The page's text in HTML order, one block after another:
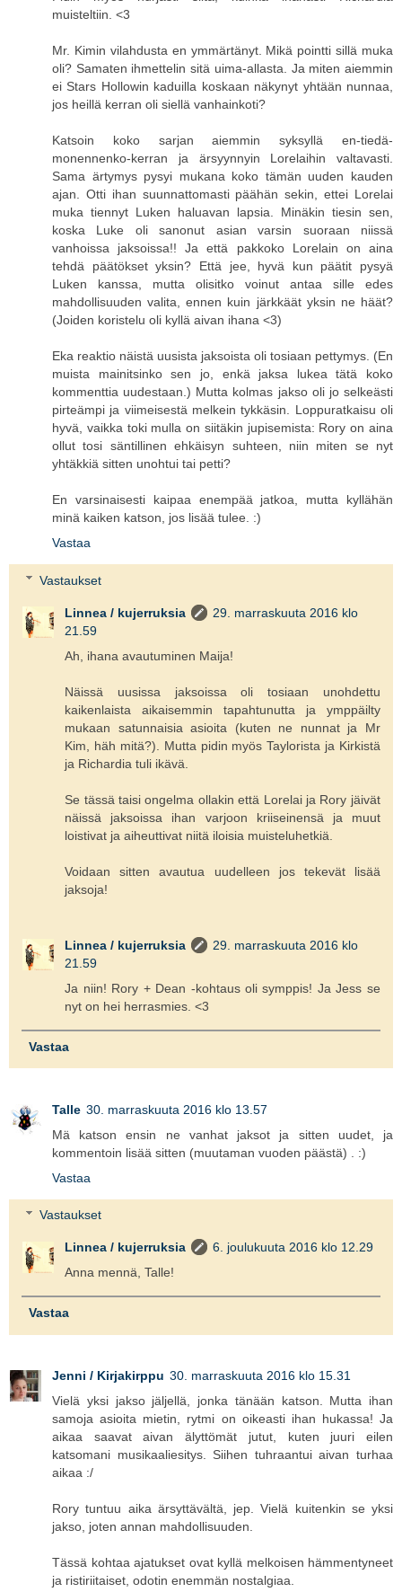
muisteltiin. <3
Mr. Kimin vilahdusta en ymmärtänyt. Mikä pointti sillä muka
oli? Samaten ihmettelin sitä uima-allasta. Ja miten aiemmin
ei Stars Hollowin kaduilla koskaan näkynyt yhtään nunnaa,
jos heillä kerran oli siellä vanhainkoti?
Katsoin koko sarjan aiemmin syksyllä en-tiedä-
monennenko-kerran ja ärsyynnyin Lorelaihin valtavasti.
Sama ärtymys pysyi mukana koko tämän uuden kauden
ajan. Otti ihan suunnattomasti päähän sekin, ettei Lorelai
muka tiennyt Luken haluavan lapsia. Minäkin tiesin sen,
koska Luke oli sanonut asian varsin suoraan niissä
vanhoissa jaksoissa!! Ja että pakkoko Lorelain on aina
tehdä päätökset yksin? Että jee, hyvä kun päätit pysyä
Luken kanssa, mutta olisitko voinut antaa sille edes
mahdollisuuden valita, ennen kuin järkkäät yksin ne häät?
(Joiden koristelu oli kyllä aivan ihana <3)
Eka reaktio näistä uusista jaksoista oli tosiaan pettymys. (En
muista mainitsinko sen jo, enkä jaksa lukea tätä koko
kommenttia uudestaan.) Mutta kolmas jakso oli jo selkeästi
pirteämpi ja viimeisestä melkein tykkäsin. Loppuratkaisu oli
hyvä, vaikka toki mulla on siitäkin jupisemista: Rory on aina
ollut tosi säntillinen ehkäisyn suhteen, niin miten se nyt
yhtäkkiä sitten unohtui tai petti?
En varsinaisesti kaipaa enempää jatkoa, mutta kyllähän
minä kaiken katson, jos lisää tulee. :)
Vastaa
Vastaukset
Linnea / kujerruksia
29. marraskuuta 2016 klo
21.59
Ah, ihana avautuminen Maija!
Näissä uusissa jaksoissa oli tosiaan unohdettu
kaikenlaista aikaisemmin tapahtunutta ja ymppäilty
mukaan satunnaisia asioita (kuten ne nunnat ja Mr
Kim, häh mitä?). Mutta pidin myös Taylorista ja Kirkistä
ja Richardia tuli ikävä.
Se tässä taisi ongelma ollakin että Lorelai ja Rory jäivät
näissä jaksoissa ihan varjoon kriiseinensä ja muut
loistivat ja aiheuttivat niitä iloisia muisteluhetkiä.
Voidaan sitten avautua uudelleen jos tekevät lisää
jaksoja!
Linnea / kujerruksia
29. marraskuuta 2016 klo
21.59
Ja niin! Rory + Dean -kohtaus oli symppis! Ja Jess se
nyt on hei herrasmies. <3
Vastaa
Talle 30. marraskuuta 2016 klo 13.57
Mä katson ensin ne vanhat jaksot ja sitten uudet, ja
kommentoin lisää sitten (muutaman vuoden päästä) . :)
Vastaa
Vastaukset
Linnea / kujerruksia
6. joulukuuta 2016 klo 12.29
Anna mennä, Talle!
Vastaa
Jenni / Kirjakirppu 30. marraskuuta 2016 klo 15.31
Vielä yksi jakso jäljellä, jonka tänään katson. Mutta ihan
samoja asioita mietin, rytmi on oikeasti ihan hukassa! Ja
aikaa saavat aivan älyttömät jutut, kuten juuri eilen
katsomani musikaaliesitys. Siihen tuhraantui aivan turhaa
aikaa :/
Rory tuntuu aika ärsyttävältä, jep. Vielä kuitenkin se yksi
jakso, joten annan mahdollisuuden.
Tässä kohtaa ajatukset ovat kyllä melkoisen hämmentyneet
ja ristiriitaiset, odotin enemmän nostalgiaa.